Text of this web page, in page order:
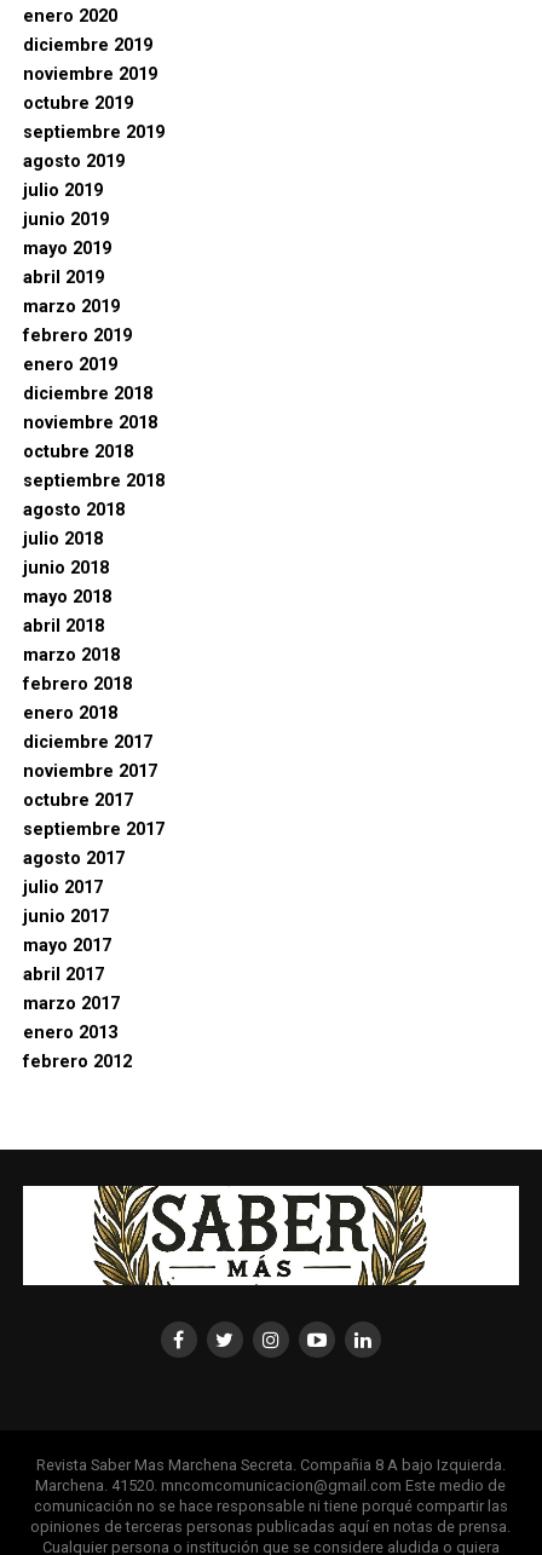
enero 2020
diciembre 2019
noviembre 2019
octubre 2019
septiembre 2019
agosto 2019
julio 2019
junio 2019
mayo 2019
abril 2019
marzo 2019
febrero 2019
enero 2019
diciembre 2018
noviembre 2018
octubre 2018
septiembre 2018
agosto 2018
julio 2018
junio 2018
mayo 2018
abril 2018
marzo 2018
febrero 2018
enero 2018
diciembre 2017
noviembre 2017
octubre 2017
septiembre 2017
agosto 2017
julio 2017
junio 2017
mayo 2017
abril 2017
marzo 2017
enero 2013
febrero 2012
Revista Saber Mas Marchena Secreta. Compañia 8 A bajo Izquierda.
Marchena. 41520. mncomcomunicacion@gmail.com Este medio de
comunicación no se hace responsable ni tiene porqué compartir las
opiniones de terceras personas publicadas aquí en notas de prensa.
Cualquier persona o institución que se considere aludida o quiera